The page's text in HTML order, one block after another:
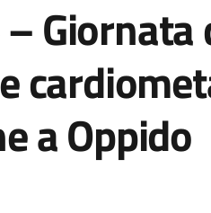
Giornata
a Oppido